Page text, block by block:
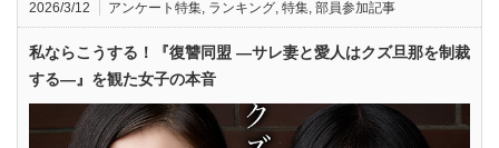
2026/3/12 アンケート特集, ランキング, 特集, 部員参加記事
私ならこうする！『復讐同盟 —サレ妻と愛人はクズ旦那を制裁
する—』を観た女子の本音